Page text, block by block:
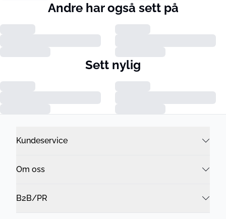
Andre har også sett på
Sett nylig
Kundeservice
Om oss
B2B/PR